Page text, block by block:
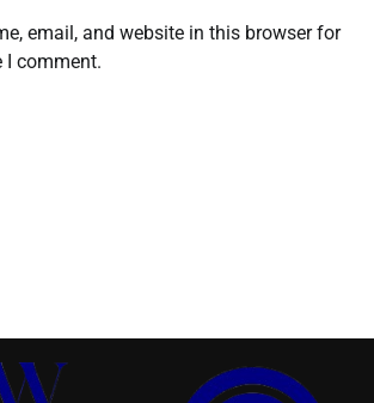
email, and website in this browser for
I comment.